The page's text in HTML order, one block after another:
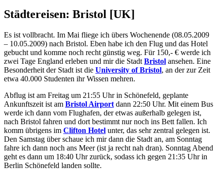
Städtereisen: Bristol [UK]
Es ist vollbracht. Im Mai fliege ich übers Wochenende (08.05.2009
– 10.05.2009) nach Bristol. Eben habe ich den Flug und das Hotel
gebucht und komme noch recht günstig weg. Für 150,- € werde ich
zwei Tage England erleben und mir die Stadt Bristol ansehen. Eine
Besonderheit der Stadt ist die University of Bristol, an der zur Zeit
etwa 40.000 Studenten ihr Wissen mehren.
Abflug ist am Freitag um 21:55 Uhr in Schönefeld, geplante
Ankunftszeit ist am Bristol Airport dann 22:50 Uhr. Mit einem Bus
werde ich dann vom Flughafen, der etwas außerhalb gelegen ist,
nach Bristol fahren und dort bestimmt nur noch ins Bett fallen. Ich
komm übrigens im Clifton Hotel unter, das sehr zentral gelegen ist.
Den Samstag über schaue ich mir dann die Stadt an, am Sonntag
fahre ich dann noch ans Meer (ist ja recht nah dran). Sonntag Abend
geht es dann um 18:40 Uhr zurück, sodass ich gegen 21:35 Uhr in
Berlin Schönefeld landen sollte.